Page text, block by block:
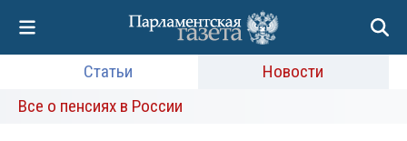
Статьи
Новости
Все о пенсиях в России